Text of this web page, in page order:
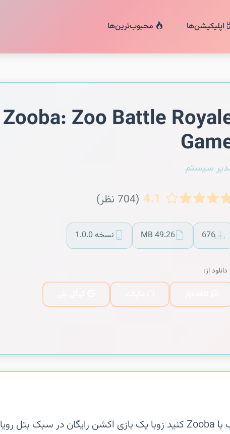
اپلیکیشن‌ها محبوب‌ترین‌ها
Zooba: Zoo Battle
سیستم
4.1 (704 نظر)
676
49.26 MB نسخه 1.0.0
دانلود از:
‏‏خود را آماده یک ماجراجویی جذاب با Zooba کنید زوبا یک بازی اکشن رایگان در سبک بتل رویا